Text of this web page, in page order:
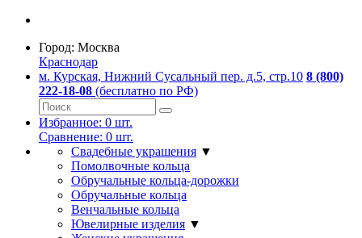
Город: Москва
Краснодар
м. Курская, Нижний Сусальный пер. д.5, стр.10 8 (800)
222-18-08 (бесплатно по РФ)
Избранное: 0 шт.
Сравнение: 0 шт.
Свадебные украшения ▼
Помолвочные кольца
Обручальные кольца-дорожки
Обручальные кольца
Венчальные кольца
Ювелирные изделия ▼